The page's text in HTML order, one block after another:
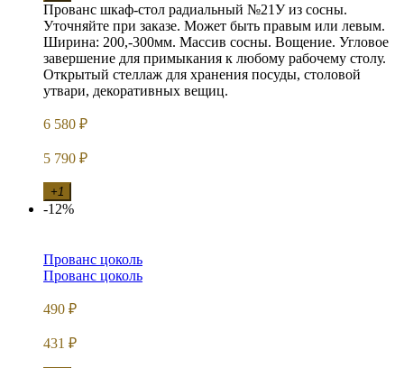
Прованс шкаф-стол радиальный №21У из сосны.
Уточняйте при заказе. Может быть правым или левым.
Ширина: 200,-300мм. Массив сосны. Вощение. Угловое
завершение для примыкания к любому рабочему столу.
Открытый стеллаж для хранения посуды, столовой
утвари, декоративных вещиц.
6 580 ₽
5 790 ₽
+1
-12%
Прованс цоколь
Прованс цоколь
490 ₽
431 ₽